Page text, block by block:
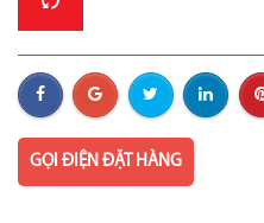
GỌI ĐIỆN ĐẶT HÀNG